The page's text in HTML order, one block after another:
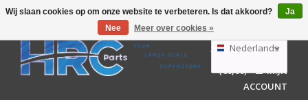
GBP
AUD
Nederlands
Deutsch
English
WINKELWAGEN
(€0,00)
MIJN
ACCOUNT
Wij slaan cookies op om onze website te verbeteren. Is dat akkoord?
Ja
Nee
Meer over cookies »